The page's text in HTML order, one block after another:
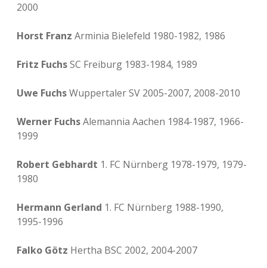
2000
Horst Franz Arminia Bielefeld 1980-1982, 1986
Fritz FuchsSC Freiburg 1983-1984, 1989
Uwe FuchsWuppertaler SV 2005-2007, 2008-2010
Werner FuchsAlemannia Aachen 1984-1987, 1966-
1999
Robert Gebhardt 1. FC Nürnberg 1978-1979, 1979-
1980
Hermann Gerland 1. FC Nürnberg 1988-1990,
1995-1996
Falko Götz Hertha BSC 2002, 2004-2007